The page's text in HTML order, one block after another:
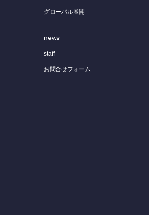
グローバル展開
news
staff
お問合せフォーム